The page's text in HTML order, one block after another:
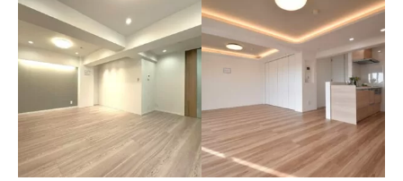
リノベーション「めくリ
ノ」シリーズ 埼玉県川
口市
リノベーション「めくリ
ノ」シリーズ 東京都世
田谷区